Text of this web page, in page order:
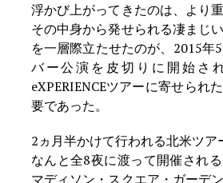
浮かび上がってきたのは、より
その中身から発せられる凄まじ
を一層際立たせたのが、2015年
バー公演を皮切りに開始され
eXPERIENCEツアーに寄せられ
要であった。
2ヵ月半かけて行われる北米ツア
なんと全8夜に渡って開催され
マディソン・スクエア・ガーデ